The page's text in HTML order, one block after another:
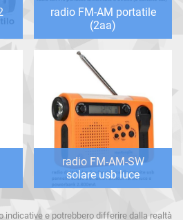
radio FM-AM portatile
(2aa)
radio FM-AM-SW
solare usb luce
indicative e potrebbero differire dalla realtà